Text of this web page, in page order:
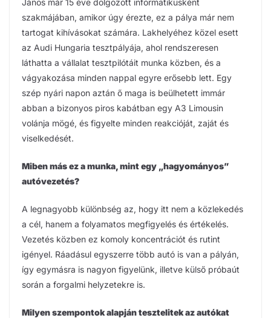
János már 15 éve dolgozott informatikusként
szakmájában, amikor úgy érezte, ez a pálya már nem
tartogat kihívásokat számára. Lakhelyéhez közel esett
az Audi Hungaria tesztpályája, ahol rendszeresen
láthatta a vállalat tesztpilótáit munka közben, és a
vágyakozása minden nappal egyre erősebb lett. Egy
szép nyári napon aztán ő maga is beülhetett immár
abban a bizonyos piros kabátban egy A3 Limousin
volánja mögé, és figyelte minden reakcióját, zaját és
viselkedését.
Miben más ez a munka, mint egy „hagyományos”
autóvezetés?
A legnagyobb különbség az, hogy itt nem a közlekedés
a cél, hanem a folyamatos megfigyelés és értékelés.
Vezetés közben ez komoly koncentrációt és rutint
igényel. Ráadásul egyszerre több autó is van a pályán,
így egymásra is nagyon figyelünk, illetve külső próbaút
során a forgalmi helyzetekre is.
Milyen szempontok alapján tesztelitek az autókat